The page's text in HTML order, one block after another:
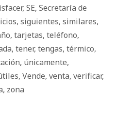
, SE, Secretaría de
, siguientes, similares,
, tarjetas, teléfono,
, tener, tengas, térmico,
, únicamente,
, Vende, venta, verificar,
, zona